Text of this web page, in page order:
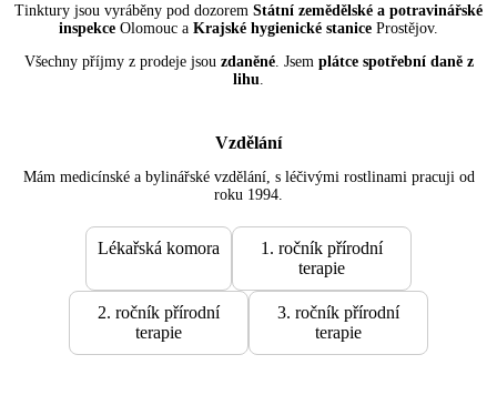
Tinktury jsou vyráběny pod dozorem Státní zemědělské a potravinářské
inspekce Olomouc a Krajské hygienické stanice Prostějov.
Všechny příjmy z prodeje jsou zdaněné. Jsem plátce spotřební daně z
lihu
Vzdělání
Mám medicínské a bylinářské vzdělání, s léčivými rostlinami pracuji od
roku 1994.
Lékařská komora
1. ročník přírodní
terapie
2. ročník přírodní
terapie
3. ročník přírodní
terapie